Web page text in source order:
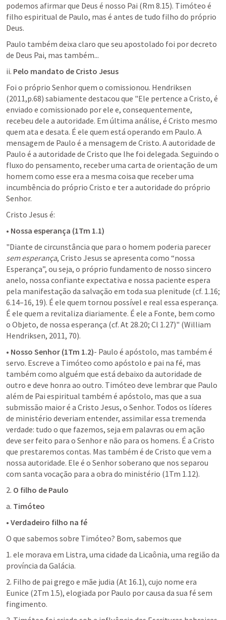
podemos afirmar que Deus é nosso Pai (Rm 8.15). Timóteo é
filho espiritual de Paulo, mas é antes de tudo filho do próprio
Deus.
Paulo também deixa claro que seu apostolado foi por decreto
de Deus Pai, mas também...
ii. Pelo mandato de Cristo Jesus
Foi o próprio Senhor quem o comissionou. Hendriksen
(2011,p.68) sabiamente destacou que "Ele pertence a Cristo, é
enviado e comissionado por ele e, consequentemente,
recebeu dele a autoridade. Em última análise, é Cristo mesmo
quem ata e desata. É ele quem está operando em Paulo. A
mensagem de Paulo é a mensagem de Cristo. A autoridade de
Paulo é a autoridade de Cristo que lhe foi delegada. Seguindo o
fluxo do pensamento, receber uma carta de orientação de um
homem como esse era a mesma coisa que receber uma
incumbência do próprio Cristo e ter a autoridade do próprio
Senhor.
Cristo Jesus é:
• Nossa esperança (1Tm 1.1)
sem esperança, Cristo Jesus se apresenta como “nossa
Esperança”, ou seja, o próprio fundamento de nosso sincero
anelo, nossa confiante expectativa e nossa paciente espera
pela manifestação da salvação em toda sua plenitude (cf. 1.16;
6.14–16, 19). É ele quem tornou possível e real essa esperança.
É ele quem a revitaliza diariamente. É ele a Fonte, bem como
o Objeto, de nossa esperança (cf. At 28.20; Cl 1.27)" (William
Hendriksen, 2011, 70).
• Nosso Senhor (1Tm 1.2)- Paulo é apóstolo, mas também é
servo. Escreve a Timóteo como apóstolo e pai na fé, mas
também como alguém que está debaixo da autoridade de
outro e deve honra ao outro. Timóteo deve lembrar que Paulo
além de Pai espiritual também é apóstolo, mas que a sua
submissão maior é a Cristo Jesus, o Senhor. Todos os líderes
de ministério deveriam entender, assimilar essa tremenda
verdade: tudo o que fazemos, seja em palavras ou em ação
deve ser feito para o Senhor e não para os homens. É a Cristo
que prestaremos contas. Mas também é de Cristo que vem a
nossa autoridade. Ele é o Senhor soberano que nos separou
com santa vocação para a obra do ministério (1Tm 1.12).
2. O filho de Paulo
a. Timóteo
• Verdadeiro filho na fé
O que sabemos sobre Timóteo? Bom, sabemos que
1. ele morava em Listra, uma cidade da Licaônia, uma região da
província da Galácia.
2. Filho de pai grego e mãe judia (At 16.1), cujo nome era
Eunice (2Tm 1.5), elogiada por Paulo por causa da sua fé sem
fingimento.